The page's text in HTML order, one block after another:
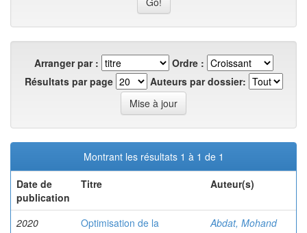
Arranger par :
Ordre :
Résultats par page
Auteurs par dossier:
Montrant les résultats 1 à 1 de 1
Date de
publication
Titre Auteur(s)
2020
Optimisation de la
Abdat, Mohand